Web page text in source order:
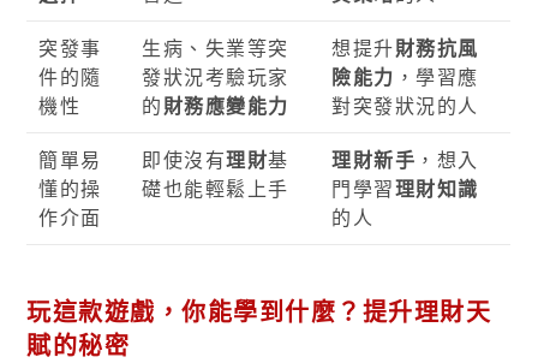
突發事
件的隨
機性
生病、失業等突
發狀況考驗玩家
的財務應變能力
想提升財務抗風
險能力 ，學習應
對突發狀況的人
簡單易
懂的操
作介面
即使沒有理財基
礎也能輕鬆上手
理財新手 ，想入
門學習理財知識
的人
玩這款遊戲，你能學到什麼？提升理財天
賦的秘密